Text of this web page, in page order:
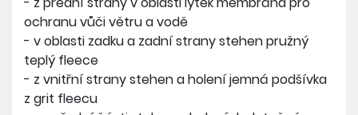
ochranu vůči větru a vodě
- v oblasti zadku a zadní strany stehen pružný
teplý fleece
- z vnitřní strany stehen a holení jemná podšívka
z grit fleecu